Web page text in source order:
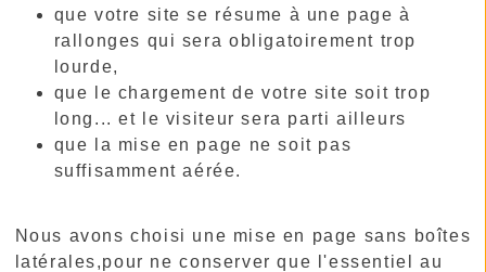
que votre site se résume à une page à
rallonges qui sera obligatoirement trop
lourde,
que le chargement de votre site soit trop
long... et le visiteur sera parti ailleurs
que la mise en page ne soit pas
suffisamment aérée.
Nous avons choisi une mise en page sans boîtes
latérales,pour ne conserver que l'essentiel au